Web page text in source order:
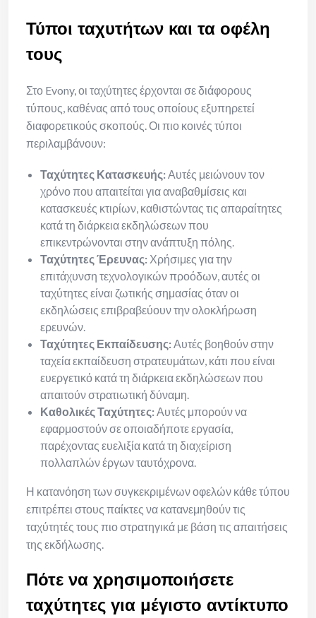
Τύποι ταχυτήτων και τα οφέλη
τους
Στο Evony, οι ταχύτητες έρχονται σε διάφορους
τύπους, καθένας από τους οποίους εξυπηρετεί
διαφορετικούς σκοπούς. Οι πιο κοινές τύποι
περιλαμβάνουν:
Ταχύτητες Κατασκευής:Αυτές μειώνουν τον
χρόνο που απαιτείται για αναβαθμίσεις και
κατασκευές κτιρίων, καθιστώντας τις απαραίτητες
κατά τη διάρκεια εκδηλώσεων που
επικεντρώνονται στην ανάπτυξη πόλης.
Ταχύτητες Έρευνας: Χρήσιμες για την
επιτάχυνση τεχνολογικών προόδων, αυτές οι
ταχύτητες είναι ζωτικής σημασίας όταν οι
εκδηλώσεις επιβραβεύουν την ολοκλήρωση
ερευνών.
Ταχύτητες Εκπαίδευσης:Αυτές βοηθούν στην
ταχεία εκπαίδευση στρατευμάτων, κάτι που είναι
ευεργετικό κατά τη διάρκεια εκδηλώσεων που
απαιτούν στρατιωτική δύναμη.
Καθολικές Ταχύτητες:Αυτές μπορούν να
εφαρμοστούν σε οποιαδήποτε εργασία,
παρέχοντας ευελιξία κατά τη διαχείριση
πολλαπλών έργων ταυτόχρονα.
Η κατανόηση των συγκεκριμένων οφελών κάθε τύπου
επιτρέπει στους παίκτες να κατανεμηθούν τις
ταχύτητές τους πιο στρατηγικά με βάση τις απαιτήσεις
της εκδήλωσης.
Πότε να χρησιμοποιήσετε
ταχύτητες για μέγιστο αντίκτυπο